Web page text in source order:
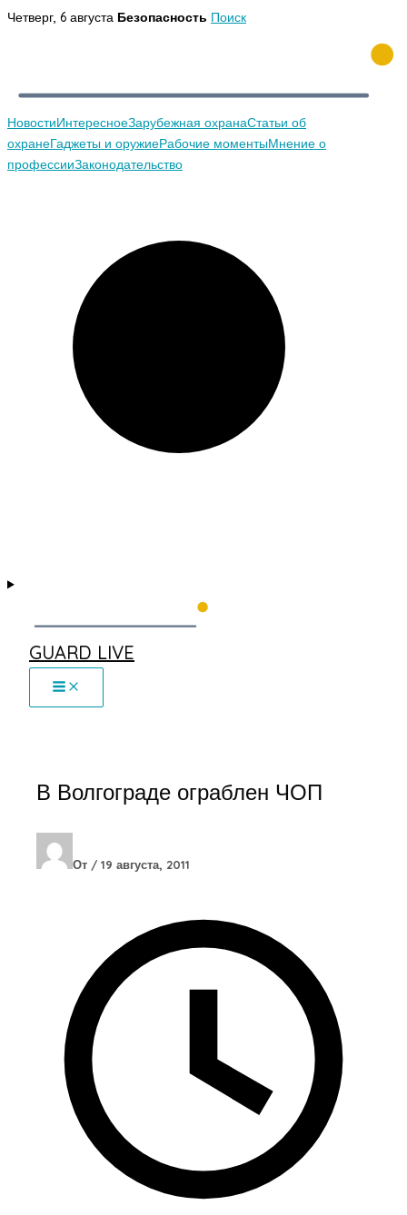
Перейти
Четверг, 6 августа Безопасность Поиск
НовостиИнтересноеЗарубежная охранаСтатьи об
охранеГаджеты и оружиеРабочие моментыМнение о
профессииЗаконодательство
GUARD LIVE
В Волгограде ограблен ЧОП
От / 19 августа, 2011